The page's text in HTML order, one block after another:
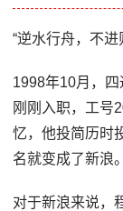
“逆水行舟，不
1998年10月，
刚刚入职，工号
忆，他投简历时
名就变成了新浪。
对于新浪来说，